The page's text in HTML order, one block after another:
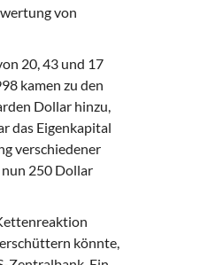
von
20, 43 und 17
kamen zu den
Dollar hinzu,
das Eigenkapital
verschiedener
nun 250 Dollar
könnte,